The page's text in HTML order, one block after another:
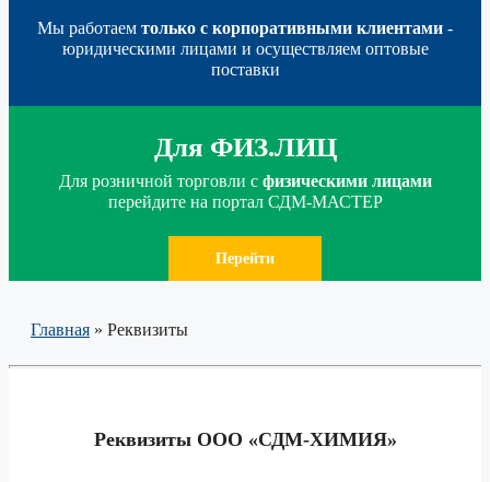
Мы работаем только с корпоративными клиентами -
юридическими лицами и осуществляем оптовые
поставки
Для ФИЗ.ЛИЦ
Для розничной торговли с физическими лицами
перейдите на портал СДМ-МАСТЕР
Перейти
Главная » Реквизиты
Реквизиты ООО «СДМ-ХИМИЯ»